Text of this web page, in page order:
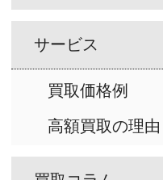
サービス
買取価格例
高額買取の理由